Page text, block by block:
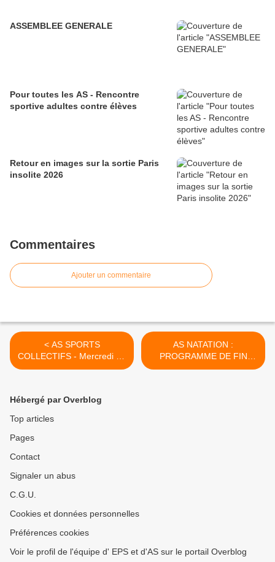
ASSEMBLEE GENERALE
Pour toutes les AS - Rencontre
sportive adultes contre élèves
Retour en images sur la sortie Paris
insolite 2026
Commentaires
Ajouter un commentaire
< AS SPORTS
COLLECTIFS - Mercredi 15
Mai
AS NATATION :
PROGRAMME DE FIN
D'ANNEE >
Hébergé par Overblog
Top articles
Pages
Contact
Signaler un abus
C.G.U.
Cookies et données personnelles
Préférences cookies
Voir le profil de l'équipe d' EPS et d'AS sur le portail Overblog